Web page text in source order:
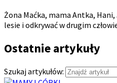
Żona Maćka, mama Antka,
lesie i odkrywać w drugim
Ostatnie artykuły
Szukaj artykułów: